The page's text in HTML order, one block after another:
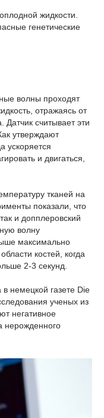
жидкости.
генетические
волны проходят
отражаясь от
Датчик считывает эти
утверждают
ускоряется
и двигаться,
тканей на
показали, что
и допплеровский
волну
максимально
костей, когда
2-3 секунд.
немецкой газете Die
ученых из
негативное
нерожденного